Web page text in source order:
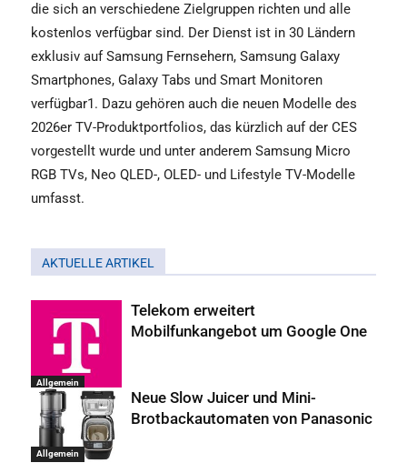
die sich an verschiedene Zielgruppen richten und alle
kostenlos verfügbar sind. Der Dienst ist in 30 Ländern
exklusiv auf Samsung Fernsehern, Samsung Galaxy
Smartphones, Galaxy Tabs und Smart Monitoren
verfügbar1. Dazu gehören auch die neuen Modelle des
2026er TV-Produktportfolios, das kürzlich auf der CES
vorgestellt wurde und unter anderem Samsung Micro
RGB TVs, Neo QLED-, OLED- und Lifestyle TV-Modelle
umfasst.
AKTUELLE ARTIKEL
Allgemein
Telekom erweitert
Mobilfunkangebot um Google One
Allgemein
Neue Slow Juicer und Mini-
Brotbackautomaten von Panasonic